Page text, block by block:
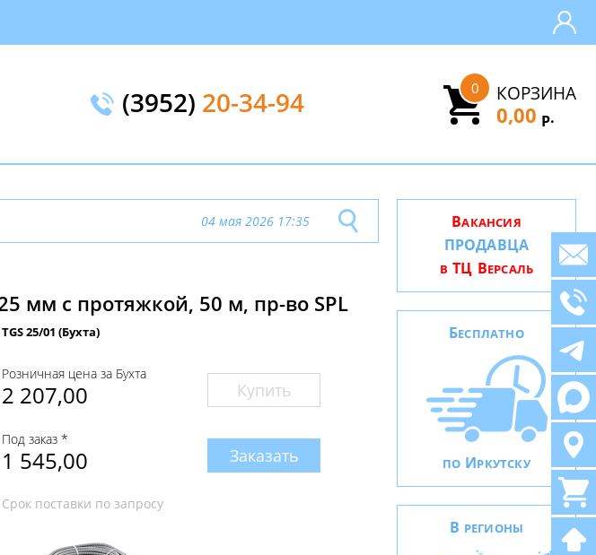
(3952) 20-34-94 КОРЗИНА
0
0,00 Р.
04 мая 2026 17:35
мм с протяжкой, 50 м, пр-во SPL
TGS 25/01 (Бухта)
Розничная цена за Бухта
2 207,00 Купить
Под заказ *
1 545,00 Заказать
Срок поставки по запросу
ВАКАНСИЯ
ПРОДАВЦА
В ТЦ ВЕРСАЛЬ
БЕСПЛАТНО
ПО ИРКУТСКУ
В РЕГИОНЫ